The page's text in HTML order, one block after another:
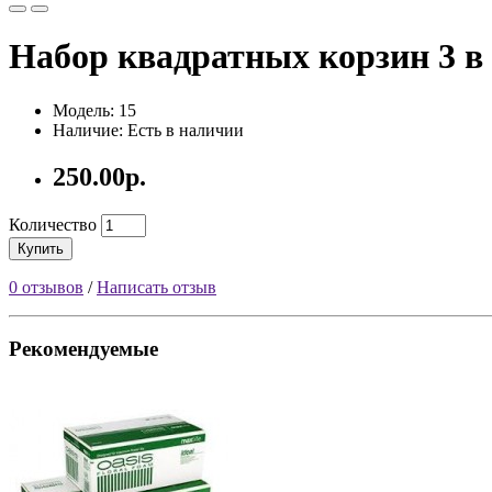
Набор квадратных корзин 3 в
Модель: 15
Наличие: Есть в наличии
250.00р.
Количество
Купить
0 отзывов /Написать отзыв
Рекомендуемые